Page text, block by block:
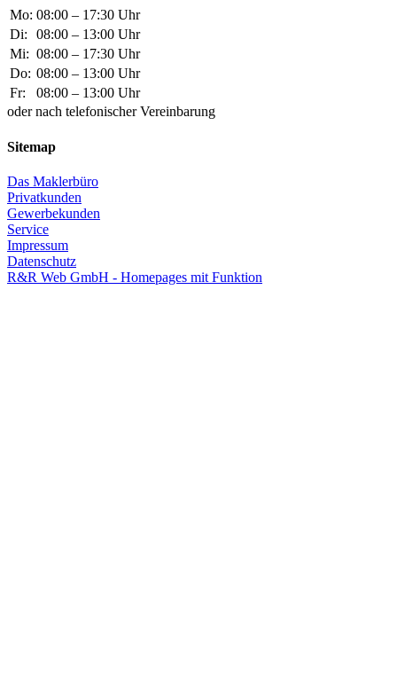
Mo: 08:00 – 17:30 Uhr
Di:
08:00 – 13:00 Uhr
Mi: 08:00 – 17:30 Uhr
Do: 08:00 – 13:00 Uhr
Fr:
08:00 – 13:00 Uhr
oder nach telefonischer Vereinbarung
Sitemap
Das Maklerbüro
Privatkunden
Gewerbekunden
Service
Impressum
Datenschutz
R&R Web GmbH - Homepages mit Funktion